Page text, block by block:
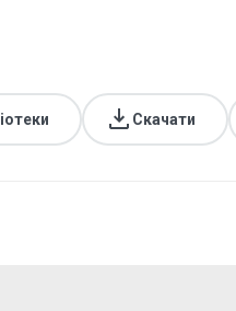
Скачати